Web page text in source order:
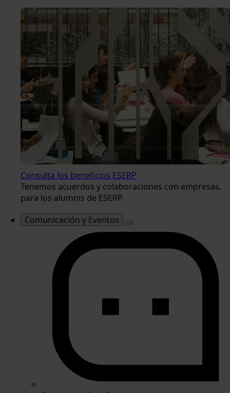
Consulta los beneficios ESERP
Tenemos acuerdos y colaboraciones con empresas,
para los alumnis de ESERP.
Comunicación y Eventos